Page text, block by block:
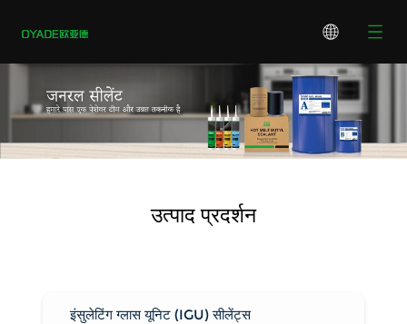
उत्पाद प्रदर्शन
इंसुलेटिंग ग्लास यूनिट (IGU) सीलेंट्स